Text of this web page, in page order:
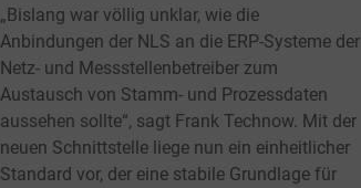
„Bislang war völlig unklar, wie die
Anbindungen der NLS an die ERP-Systeme der
Netz- und Messstellenbetreiber zum
Austausch von Stamm- und Prozessdaten
aussehen sollte“, sagt Frank Technow. Mit der
neuen Schnittstelle liege nun ein einheitlicher
Standard vor, der eine stabile Grundlage für